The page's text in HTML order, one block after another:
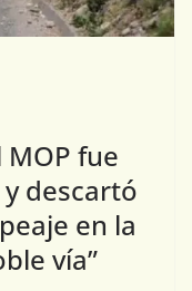
MOP fue
descartó
en la
vía”